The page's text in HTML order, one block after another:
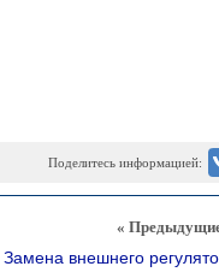
Поделитесь информацией:
«
Замена внешнего